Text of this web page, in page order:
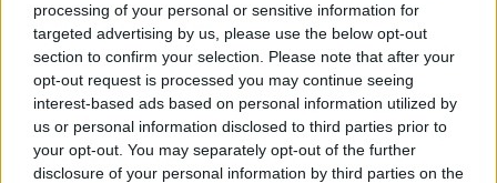
processing of your personal or sensitive information for
targeted advertising by us, please use the below opt-out
section to confirm your selection. Please note that after your
opt-out request is processed you may continue seeing
interest-based ads based on personal information utilized by
us or personal information disclosed to third parties prior to
your opt-out. You may separately opt-out of the further
disclosure of your personal information by third parties on the
Ειδικό Χωροταξικό Πλαίσιο για
τον Τουρισμό: Στρατηγικό
εργαλείο για βιώσιμη
τουριστική ανάπτυξη
εκατ. ευρώ στο α' εξάμηνο –
Στα 734 εκατ. ευρώ τα EBITDA
Η Chery επενδύει 75 εκατ. δολάρια στην KG Mobility